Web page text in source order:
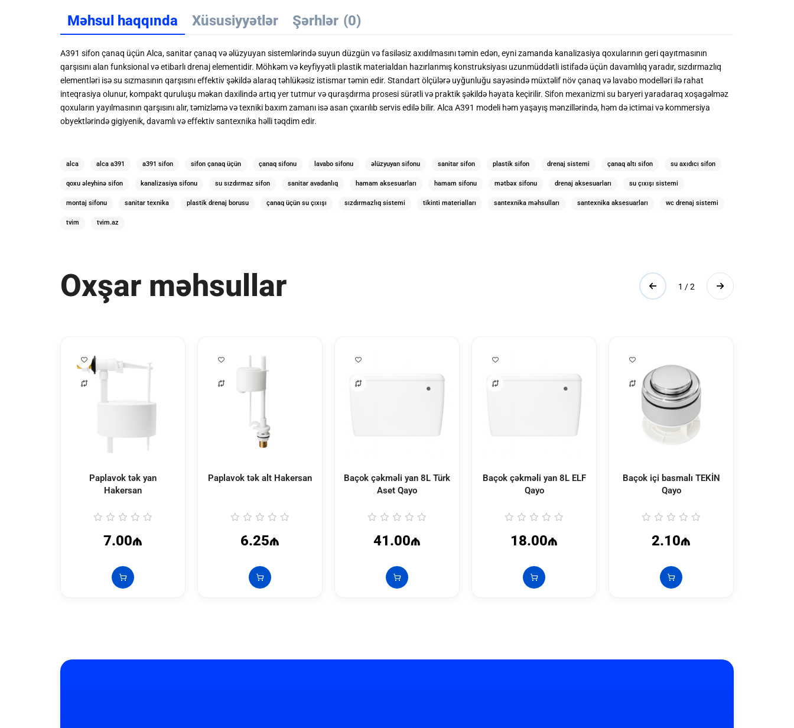
Məhsul haqqında Xüsusiyyətlər Şərhlər (0)
A391 sifon çanaq üçün Alca, sanitar çanaq və əlüzyuyan sistemlərində suyun düzgün və fasiləsiz axıdılmasını təmin edən, eyni zamanda kanalizasiya qoxularının geri qayıtmasının
qarşısını alan funksional və etibarlı drenaj elementidir. Möhkəm və keyfiyyətli plastik materialdan hazırlanmış konstruksiyası uzunmüddətli istifadə üçün davamlılıq yaradır, sızdırmazlıq
elementləri isə su sızmasının qarşısını effektiv şəkildə alaraq təhlükəsiz istismar təmin edir. Standart ölçülərə uyğunluğu sayəsində müxtəlif növ çanaq və lavabo modelləri ilə rahat
inteqrasiya olunur, kompakt quruluşu məkan daxilində artıq yer tutmur və quraşdırma prosesi sürətli və praktik şəkildə həyata keçirilir. Sifon mexanizmi su baryeri yaradaraq xoşagəlməz
qoxuların yayılmasının qarşısını alır, təmizləmə və texniki baxım zamanı isə asan çıxarılıb servis edilə bilir. Alca A391 modeli həm yaşayış mənzillərində, həm də ictimai və kommersiya
obyektlərində gigiyenik, davamlı və effektiv santexnika həlli təqdim edir.
alca alca a391 a391 sifon sifon çanaq üçün çanaq sifonu lavabo sifonu əlüzyuyan sifonu sanitar sifon plastik sifon drenaj sistemi çanaq altı sifon su axıdıcı sifon
qoxu əleyhinə sifon kanalizasiya sifonu su sızdırmaz sifon sanitar avadanlıq hamam aksesuarları hamam sifonu mətbəx sifonu drenaj aksesuarları su çıxışı sistemi
montaj sifonu sanitar texnika plastik drenaj borusu çanaq üçün su çıxışı sızdırmazlıq sistemi tikinti materialları santexnika məhsulları santexnika aksesuarları wc drenaj sistemi
tvim tvim.az
Oxşar məhsullar
Paplavok tək yan
Hakersan
7.00₼
Paplavok tək alt Hakersan
6.25₼
Baçok çəkməli yan 8L Türk
Aset Qayo
41.00₼
Baçok çəkməli yan 8L ELF
Qayo
18.00₼
Baçok içi basmalı TEKİN
Qayo
2.10₼
1 / 2